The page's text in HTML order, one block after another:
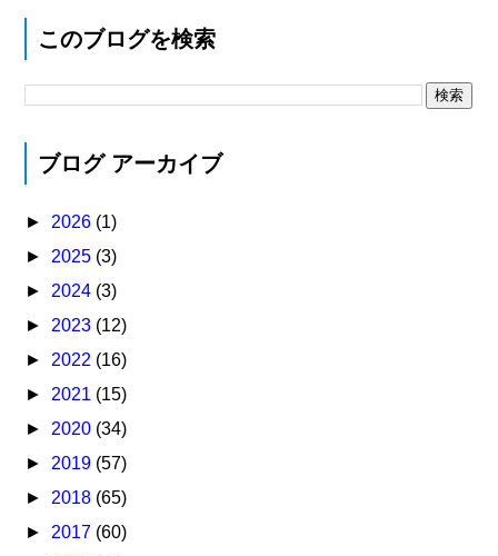
このブログを検索
ブログ アーカイブ
► 2026 (1)
► 2025 (3)
► 2024 (3)
► 2023 (12)
► 2022 (16)
► 2021 (15)
► 2020 (34)
► 2019 (57)
► 2018 (65)
► 2017 (60)